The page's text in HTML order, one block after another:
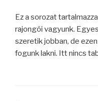
Ez a sorozat
rajongói vagyunk.
szeretik jobban, de
fogunk lakni. Itt nincs